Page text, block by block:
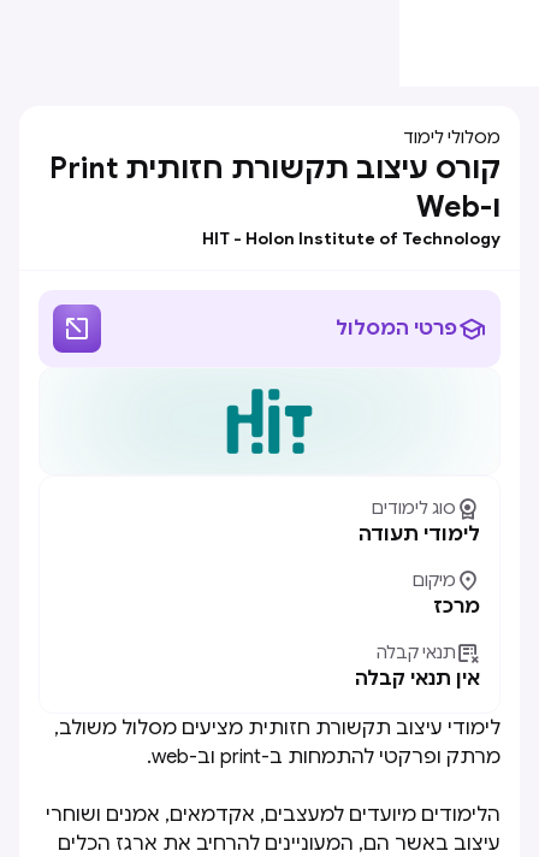
מסלולי לימוד
קורס עיצוב תקשורת חזותית Print
ו-Web
HIT - Holon Institute of Technology
פרטי המסלול 
 סוג לימודים
לימודי תעודה
 מיקום
מרכז
תנאי קבלה
אין תנאי קבלה
לימודי עיצוב תקשורת חזותית מציעים מסלול משולב,
מרתק ופרקטי להתמחות ב-print וב-web.
הלימודים מיועדים למעצבים, אקדמאים, אמנים ושוחרי
עיצוב באשר הם, המעוניינים להרחיב את ארגז הכלים